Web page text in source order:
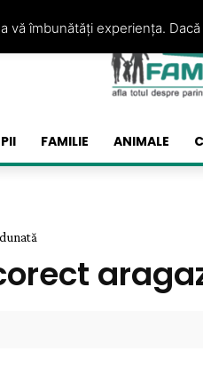
FAMILIE ANIMALE
vă îmbunătăți experiența.